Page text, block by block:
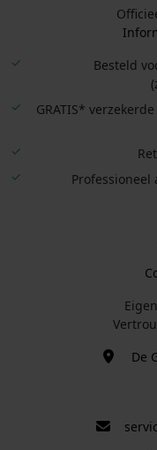
Besteld
GRATIS*
Professioneel
De